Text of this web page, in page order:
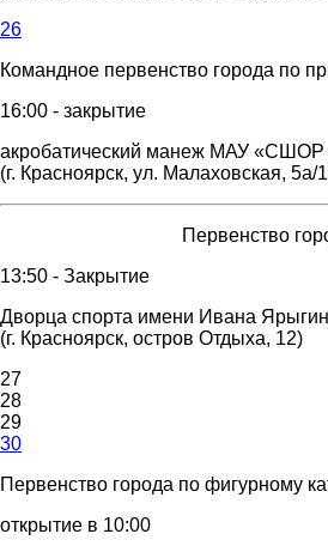
26
Командное первенство города по
16:00 - закрытие
акробатический манеж МАУ «СШОР
(г. Красноярск, ул. Малаховская, 5а/
Первенство
13:50 - Закрытие
Дворца спорта имени Ивана
(г. Красноярск, остров Отдыха, 12)
27
28
29
30
Первенство города по фигурному
открытие в 10:00